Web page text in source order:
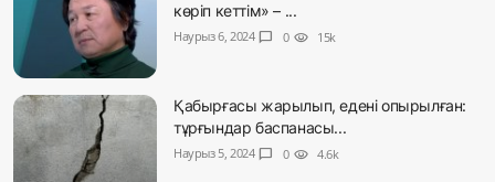
көріп кеттім» – ...
Наурыз 6, 2024 chat_bubble 0 visibility 15k
Қабырғасы жарылып, едені опырылған:
тұрғындар баспанасы...
Наурыз 5, 2024 chat_bubble 0 visibility 4.6k